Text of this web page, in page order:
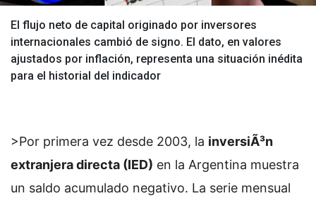
El flujo neto de capital originado por inversores
internacionales cambió de signo. El dato, en valores
ajustados por inflación, representa una situación inédita
para el historial del indicador
>Por primera vez desde 2003, la inversiÃ³n
extranjera directa (IED) en la Argentina muestra
un saldo acumulado negativo. La serie mensual